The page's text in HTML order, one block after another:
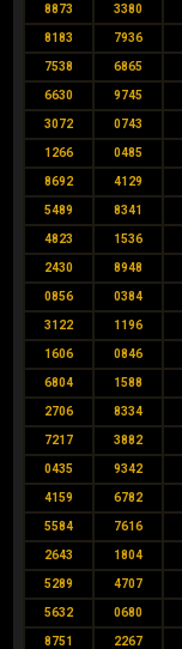
8873 3380
8183 7936
7538 6865
6630 9745
3072 0743
1266 0485
8692 4129
5489 8341
4823 1536
2430 8948
0856 0384
3122 1196
1606 0846
6804 1588
2706 8334
7217 3882
0435 9342
4159 6782
5584 7616
2643 1804
5289 4707
5632 0680
8751 2267